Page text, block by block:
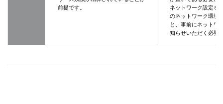
前提です。
ネットワーク設定を
のネットワーク環境
と、事前にネットワ
知らせいただく必要